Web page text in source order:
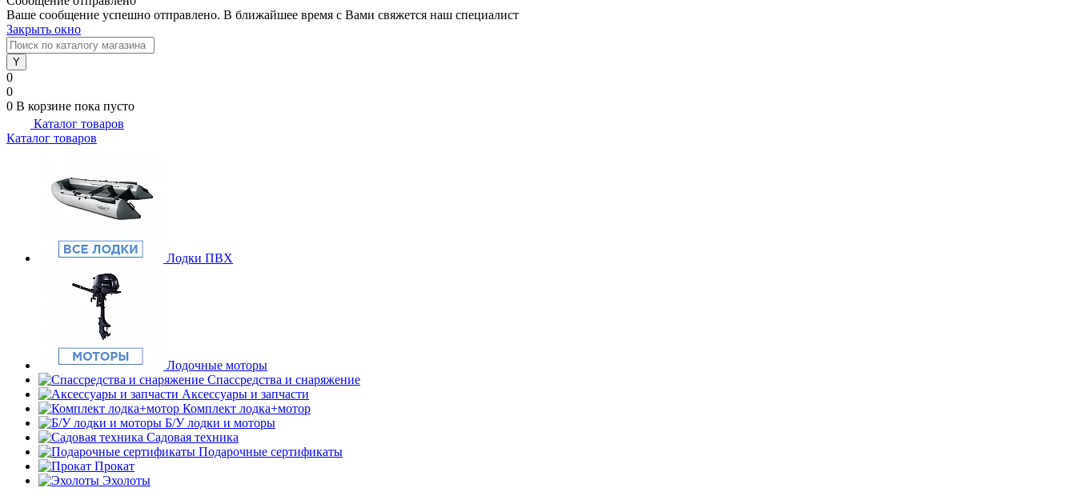
Ваше сообщение успешно отправлено. В ближайшее время с Вами свяжется наш специалист
Закрыть окно
0
0
0 В корзине пока пусто
Каталог товаров
Каталог товаров
Лодки ПВХ
Лодочные моторы
Спассредства и снаряжение
Аксессуары и запчасти
Комплект лодка+мотор
Б/У лодки и моторы
Садовая техника
Подарочные сертификаты
Прокат
Эхолоты